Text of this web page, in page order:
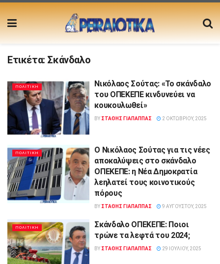
Ετικέτα: Σκάνδαλο
ΠΟΛΙΤΙΚΗ
Νικόλαος Σούτας: «Το σκάνδαλο
του ΟΠΕΚΕΠΕ κινδυνεύει να
κουκουλωθεί»
BY ΣΤΑΘΗΣ ΓΊΑΠΑΠΠΑΣ 2 ΟΚΤΩΒΡΊΟΥ, 2025
ΠΟΛΙΤΙΚΗ
Ο Νικόλαος Σούτας για τις νέες
αποκαλύψεις στο σκάνδαλο
ΟΠΕΚΕΠΕ: η Νέα Δημοκρατία
λεηλατεί τους κοινοτικούς
πόρους
BY ΣΤΑΘΗΣ ΓΊΑΠΑΠΠΑΣ 9 ΑΥΓΟΎΣΤΟΥ, 2025
ΠΟΛΙΤΙΚΗ
Σκάνδαλο ΟΠΕΚΕΠΕ: Ποιοι
τρώνε τα λεφτά του 2024;
BY ΣΤΑΘΗΣ ΓΊΑΠΑΠΠΑΣ 29 ΙΟΥΛΊΟΥ, 2025